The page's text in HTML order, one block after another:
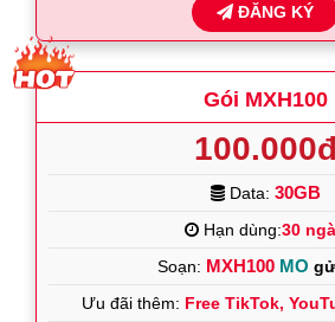
ĐĂNG KÝ
Gói MXH100
Data: 30GB
Hạn dùng:30
Soạn: MXH100MO
Ưu đãi thêm: Free TikTok,